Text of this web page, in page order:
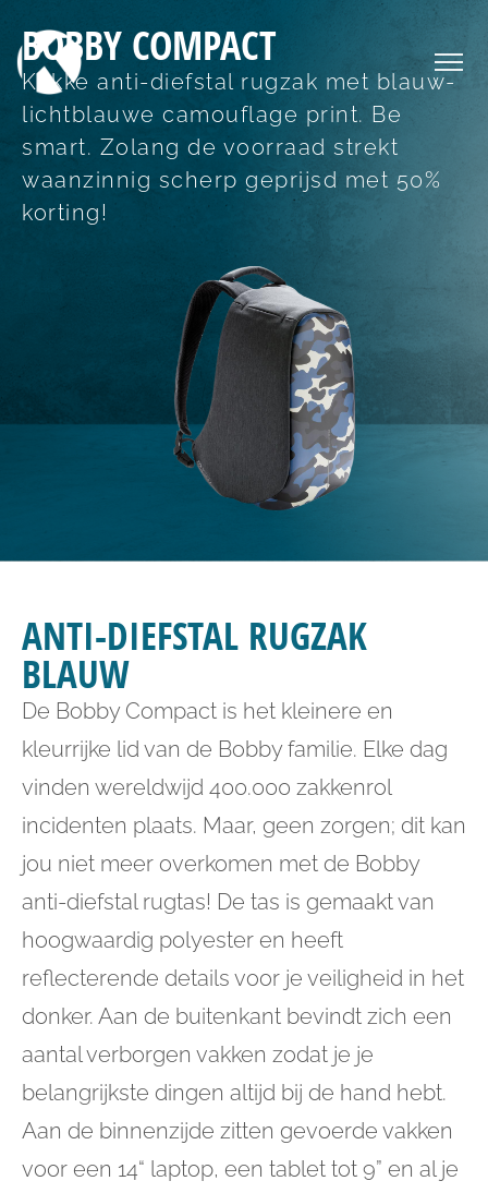
BOBBY COMPACT
Kekke anti-diefstal rugzak met blauw-
lichtblauwe camouflage print. Be
smart. Zolang de voorraad strekt
waanzinnig scherp geprijsd met 50%
korting!
ANTI-DIEFSTAL RUGZAK
BLAUW
De Bobby Compact is het kleinere en
kleurrijke lid van de Bobby familie. Elke dag
vinden wereldwijd 400.000 zakkenrol
incidenten plaats. Maar, geen zorgen; dit kan
jou niet meer overkomen met de Bobby
anti-diefstal rugtas! De tas is gemaakt van
hoogwaardig polyester en heeft
reflecterende details voor je veiligheid in het
donker. Aan de buitenkant bevindt zich een
aantal verborgen vakken zodat je je
belangrijkste dingen altijd bij de hand hebt.
Aan de binnenzijde zitten gevoerde vakken
voor een 14“ laptop, een tablet tot 9” en al je